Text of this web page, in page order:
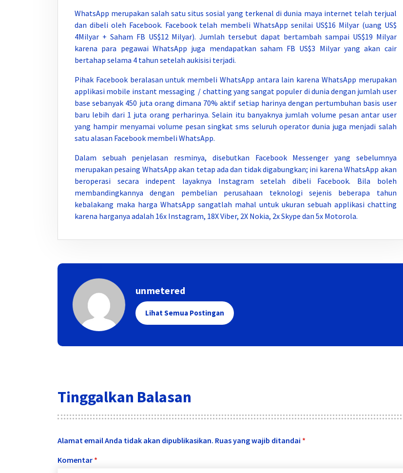
WhatsApp merupakan salah satu situs sosial yang terkenal di dunia maya internet telah terjual
dan dibeli oleh Facebook. Facebook telah membeli WhatsApp senilai US$16 Milyar (uang US$
4Milyar + Saham FB US$12 Milyar). Jumlah tersebut dapat bertambah sampai US$19 Milyar
karena para pegawai WhatsApp juga mendapatkan saham FB US$3 Milyar yang akan cair
bertahap selama 4 tahun setelah aukisisi terjadi.
Pihak Facebook beralasan untuk membeli WhatsApp antara lain karena WhatsApp merupakan
applikasi mobile instant messaging / chatting yang sangat populer di dunia dengan jumlah user
base sebanyak 450 juta orang dimana 70% aktif setiap harinya dengan pertumbuhan basis user
baru lebih dari 1 juta orang perharinya. Selain itu banyaknya jumlah volume pesan antar user
yang hampir menyamai volume pesan singkat sms seluruh operator dunia juga menjadi salah
satu alasan Facebook membeli WhatsApp.
Dalam sebuah penjelasan resminya, disebutkan Facebook Messenger yang sebelumnya
merupakan pesaing WhatsApp akan tetap ada dan tidak digabungkan; ini karena WhatsApp akan
beroperasi secara indepent layaknya Instagram setelah dibeli Facebook. Bila boleh
membandingkannya dengan pembelian perusahaan teknologi sejenis beberapa tahun
kebalakang maka harga WhatsApp sangatlah mahal untuk ukuran sebuah applikasi chatting
karena harganya adalah 16x Instagram, 18X Viber, 2X Nokia, 2x Skype dan 5x Motorola.
unmetered
Lihat Semua Postingan
Tinggalkan Balasan
Alamat email Anda tidak akan dipublikasikan. Ruas yang wajib ditandai *
Komentar *